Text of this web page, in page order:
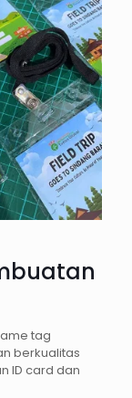
tag
berkualitas
ID card dan